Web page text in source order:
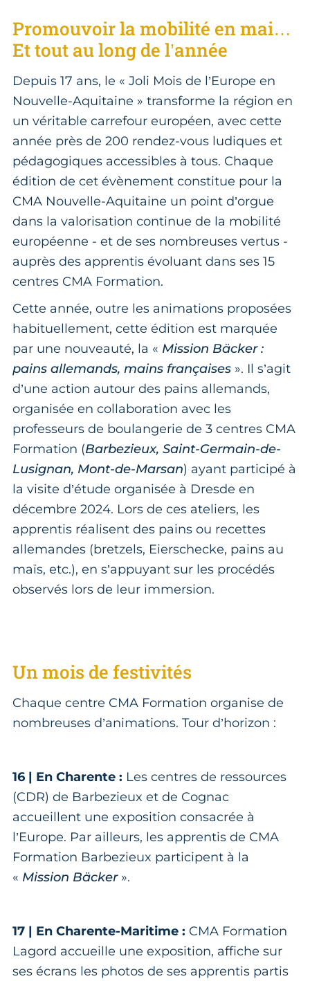
Promouvoir la mobilité en mai…
Et tout au long de l’année
Depuis 17 ans, le « Joli Mois de l’Europe en
Nouvelle-Aquitaine » transforme la région en
un véritable carrefour européen, avec cette
année près de 200 rendez-vous ludiques et
pédagogiques accessibles à tous. Chaque
édition de cet évènement constitue pour la
CMA Nouvelle-Aquitaine un point d’orgue
dans la valorisation continue de la mobilité
européenne - et de ses nombreuses vertus -
auprès des apprentis évoluant dans ses 15
centres CMA Formation.
Cette année, outre les animations proposées
habituellement, cette édition est marquée
par une nouveauté, la « Mission Bäcker :
pains allemands, mains françaises ». Il s’agit
d’une action autour des pains allemands,
organisée en collaboration avec les
professeurs de boulangerie de 3 centres CMA
Formation (Barbezieux, Saint-Germain-de-
Lusignan, Mont-de-Marsan) ayant participé à
la visite d’étude organisée à Dresde en
décembre 2024. Lors de ces ateliers, les
apprentis réalisent des pains ou recettes
allemandes (bretzels, Eierschecke, pains au
maïs, etc.), en s’appuyant sur les procédés
observés lors de leur immersion.
Un mois de festivités
Chaque centre CMA Formation organise de
nombreuses d’animations. Tour d’horizon :
16 | En Charente : Les centres de ressources
(CDR) de Barbezieux et de Cognac
accueillent une exposition consacrée à
l’Europe. Par ailleurs, les apprentis de CMA
Formation Barbezieux participent à la
« Mission Bäcker».
17 | En Charente-Maritime : CMA Formation
Lagord accueille une exposition, affiche sur
ses écrans les photos de ses apprentis partis